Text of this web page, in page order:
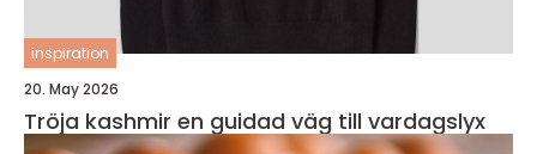
inspiration
20. May 2026
Tröja kashmir en guidad väg till vardagslyx